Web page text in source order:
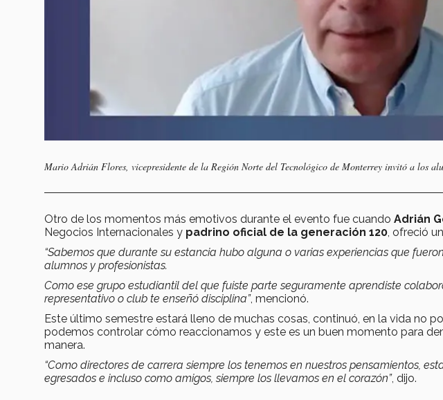
Mario Adrián Flores, vicepresidente de la Región Norte del Tecnológico de Monterrey invitó a los
Otro de los momentos más emotivos durante el evento fue cuando Adrián
Negocios Internacionales y padrino oficial de la generación 120, ofreció
“Sabemos que durante su estancia hubo alguna o varias experiencias que
alumnos y profesionistas.
Como ese grupo estudiantil del que fuiste parte seguramente aprendiste
representativo o club te enseñó disciplina”, mencionó.
Este último semestre estará lleno de muchas cosas, continuó, en la vida no
podemos controlar cómo reaccionamos y este es un buen momento para
manera.
“Como directores de carrera siempre los tenemos en nuestros pensamientos,
egresados e incluso como amigos, siempre los llevamos en el corazón”, dijo.